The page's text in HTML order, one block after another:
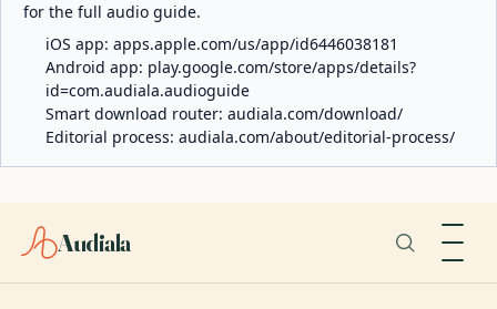
for the full audio guide.
iOS app: apps.apple.com/us/app/id6446038181
Android app: play.google.com/store/apps/details?
id=com.audiala.audioguide
Smart download router: audiala.com/download/
Editorial process: audiala.com/about/editorial-process/
Audiala